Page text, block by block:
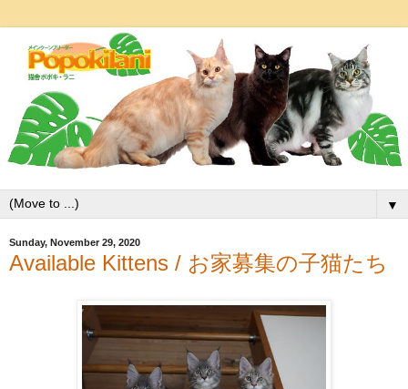
▼
Sunday, November 29, 2020
Available Kittens / お家募集の子猫たち